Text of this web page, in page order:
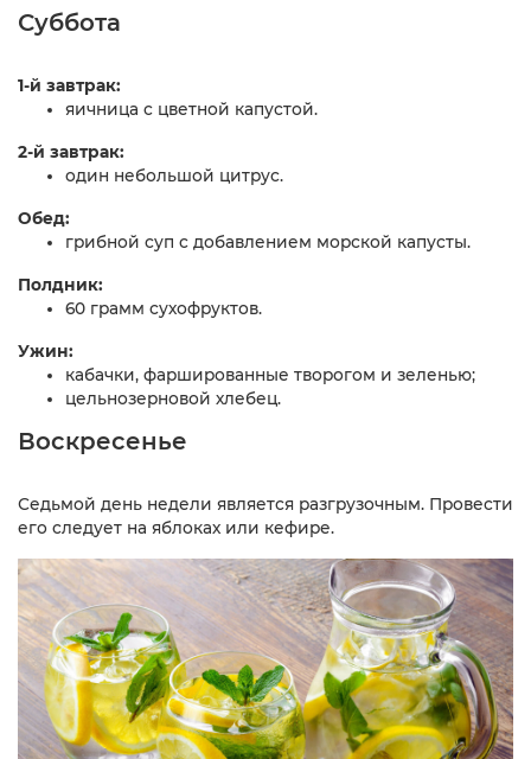
Суббота
1-й завтрак:
яичница с цветной капустой.
2-й завтрак:
один небольшой цитрус.
Обед:
грибной суп с добавлением морской капусты.
Полдник:
60 грамм сухофруктов.
Ужин:
кабачки, фаршированные творогом и зеленью;
цельнозерновой хлебец.
Воскресенье
Седьмой день недели является разгрузочным. Провести
его следует на яблоках или кефире.